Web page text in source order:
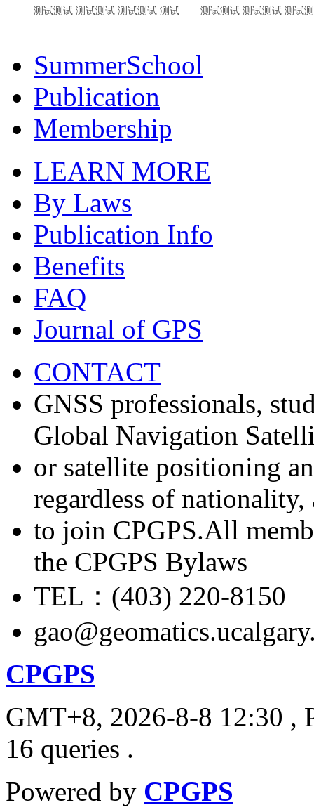
测试测试 测试测试 测试测试 测试 测试测试 测试测试 测试
SummerSchool
Publication
Membership
LEARN MORE
By Laws
Publication Info
Benefits
FAQ
Journal of GPS
CONTACT
GNSS professionals,
Global Navigation
or satellite positioning
regardless of nationality,
to join CPGPS.All
the CPGPS Bylaws
TEL：(403) 220-8150
CPGPS
GMT+8, 2026-8-8 12:30 ,
16 queries .
Powered by CPGPS